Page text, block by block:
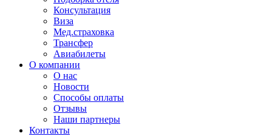
Консультация
Виза
Мед.страховка
Трансфер
Авиабилеты
О компании
О нас
Новости
Способы оплаты
Отзывы
Наши партнеры
Контакты